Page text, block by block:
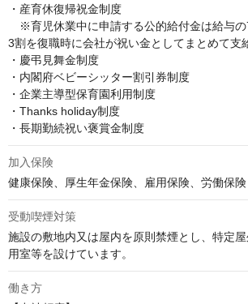
・産育休復帰祝金制度
※育児休業中に申請する公的給付金は給与の
3割を復職時に会社が祝い金としてまとめて支
・慶弔見舞金制度
・内閣府ベビーシッター割引券制度
・企業主導型保育園利用制度
・Thanks holiday制度
・長期勤続祝い褒賞金制度
加入保険
健康保険、厚生年金保険、雇用保険、労働保
受動喫煙対策
施設の敷地内又は屋内を原則禁煙とし、特定
用室等を設けています。
働き方